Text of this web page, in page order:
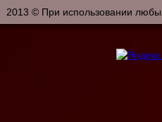
2013 © При использовании